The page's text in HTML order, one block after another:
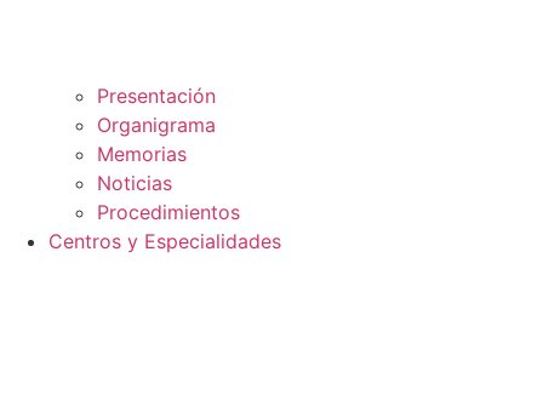
Presentación
Organigrama
Memorias
Noticias
Procedimientos
Centros y Especialidades